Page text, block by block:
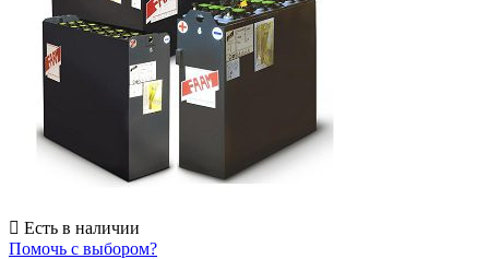
Есть в наличии
Помочь с выбором?